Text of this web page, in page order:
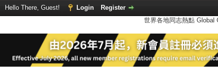
Hello There, Guest! Login
Register
世界各地同志熱點